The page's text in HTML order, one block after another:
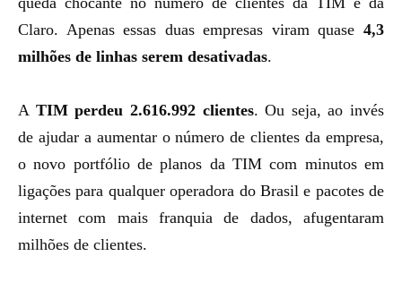
Claro. Apenas essas duas empresas viram quase 4,3
milhões de linhas serem desativadas.
A TIM perdeu 2.616.992 clientes. Ou seja, ao invés
de ajudar a aumentar o número de clientes da empresa,
onovo portfólio de planos da TIM com minutos em
ligações para qualquer operadora do Brasil e pacotes de
internet com mais franquia de dados, afugentaram
milhões de clientes.